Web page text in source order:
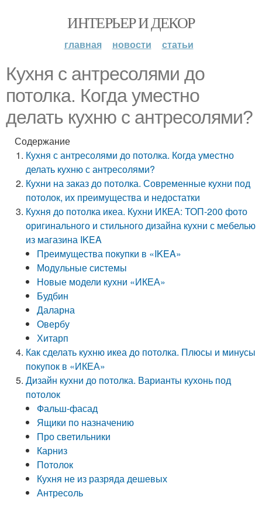
ИНТЕРЬЕР И ДЕКОР
главная новости статьи
Кухня с антресолями до
потолка. Когда уместно
делать кухню с антресолями?
Содержание
Кухня с антресолями до потолка. Когда уместно
делать кухню с антресолями?
Кухни на заказ до потолка. Современные кухни под
потолок, их преимущества и недостатки
Кухня до потолка икеа. Кухни ИКЕА: ТОП-200 фото
оригинального и стильного дизайна кухни с мебелью
из магазина IKEA
Преимущества покупки в «IKEA»
Модульные системы
Новые модели кухни «ИКЕА»
Будбин
Даларна
Овербу
Хитарп
Как сделать кухню икеа до потолка. Плюсы и минусы
покупок в «ИКЕА»
Дизайн кухни до потолка. Варианты кухонь под
потолок
Фальш-фасад
Ящики по назначению
Про светильники
Карниз
Потолок
Кухня не из разряда дешевых
Антресоль